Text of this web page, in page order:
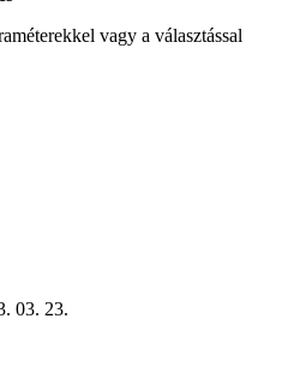
vagy a választással
03. 23.